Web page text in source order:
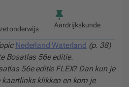
onderwijs Aardrijkskunde
Nederland Waterland (p. 38)
Bosatlas 56e editie.
56eeditie FLEX? Dan kun je
klikken en kom je